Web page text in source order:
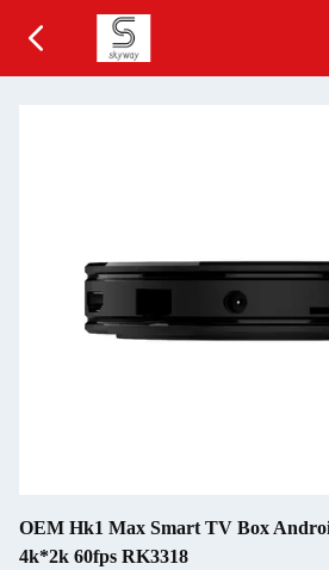
OEM Hk1 Max Smart TV Box
4k*2k 60fps RK3318